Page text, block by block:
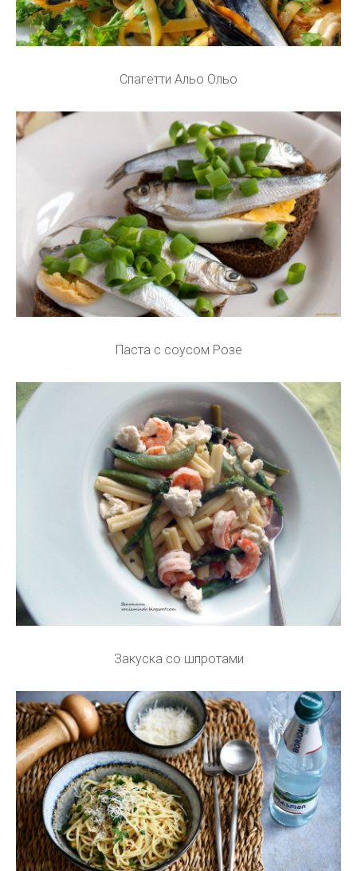
Спагетти Альо Ольо
Паста с соусом Розе
Закуска со шпротами